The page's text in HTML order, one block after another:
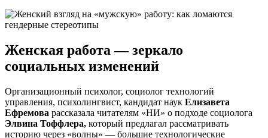
Женская работа — зеркало
социальных изменений
Организационный психолог, социолог технологий
управления, психолингвист, кандидат наук Елизавета
Ефремова рассказала читателям «НИ» о подходе социолога
Элвина Тоффлера, который предлагал рассматривать
историю через «волны» — большие технологические